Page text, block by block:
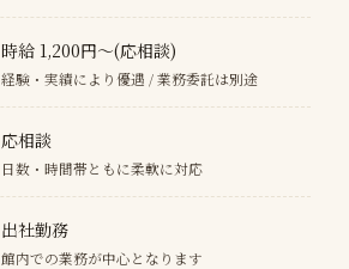
時給 1,200円〜(応相談)
経験・実績により優遇 / 業務委託は別途
応相談
日数・時間帯ともに柔軟に対応
出社勤務
館内での業務が中心となります